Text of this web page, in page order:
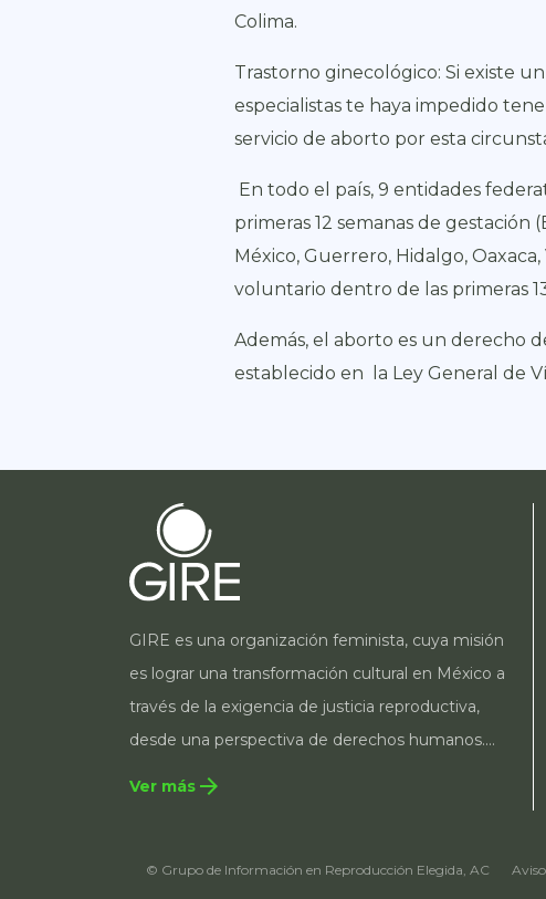
Colima.
Trastorno ginecológico: Si existe
especialistas te haya impedido
servicio de aborto por esta
En todo el país, 9 entidades
primeras 12 semanas de gestación
México, Guerrero, Hidalgo,
voluntario dentro de las primeras
Además, e l aborto es un derecho
establecido en la Ley General de
GIRE es una organización feminista, cuya misión
es lograr una transformación cultural en México a
través de la exigencia de justicia reproductiva,
desde una perspectiva de derechos humanos.
Para ello, incorpora una estrategia integral que
estrategias de comunicación e investigación
Ver más arrow_forward
© Grupo de Información en Reproducción Elegida, AC